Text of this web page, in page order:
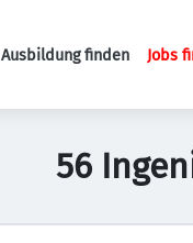
Ausbildung finden Jobs
56